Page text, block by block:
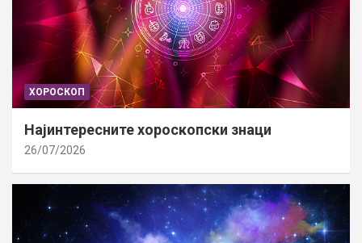
ХОРОСКОП
Најинтересните хороскопски знаци
26/07/2026